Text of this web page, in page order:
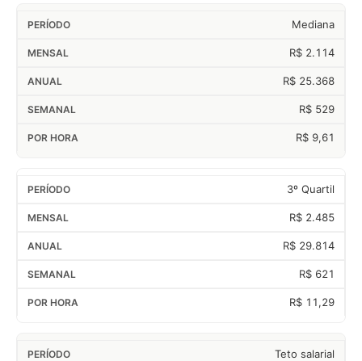
Mediana
R$ 2.114
R$ 25.368
R$ 529
R$ 9,61
3º Quartil
R$ 2.485
R$ 29.814
R$ 621
R$ 11,29
Teto salarial